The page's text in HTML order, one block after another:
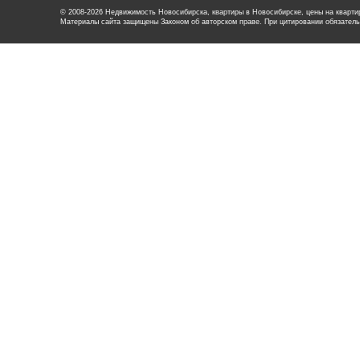
© 2008-2026 Недвижимость Новосибирска, квартиры в Новосибирске, цены на
Материалы сайта защищены Законом об авторском праве. При цитировании